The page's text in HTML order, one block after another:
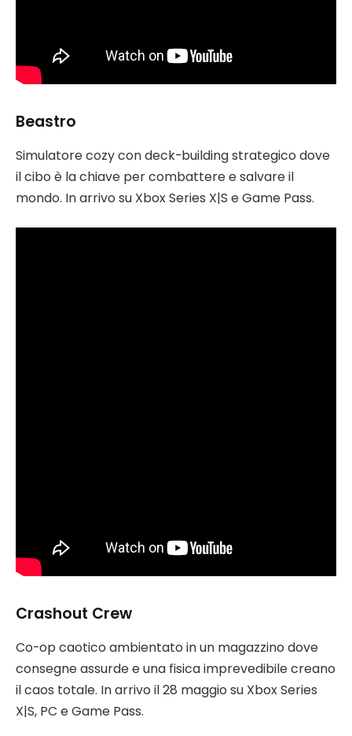
Beastro
Simulatore cozy con deck-building strategico dove
il cibo è la chiave per combattere e salvare il
mondo. In arrivo su Xbox Series X|S e Game Pass.
Crashout Crew
Co-op caotico ambientato in un magazzino dove
consegne assurde e una fisica imprevedibile creano
il caos totale. In arrivo il 28 maggio su Xbox Series
X|S, PC e Game Pass.